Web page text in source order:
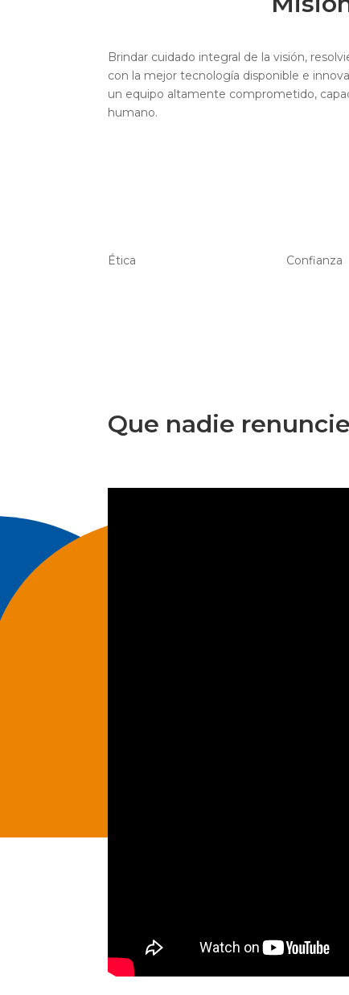
Brindar cuidado integral de la visión,
con la mejor tecnología disponible e
un equipo altamente comprometido,
humano.
Ética Confianza
Que nadie